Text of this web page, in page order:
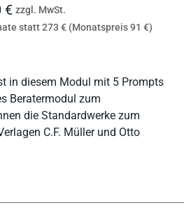
in diesem Modul mit 5 Prompts
Beratermodul zum
die Standardwerke zum
C.F. Müller und Otto
€ zzgl. MwSt.
statt 273 € (Monatspreis 91 €)